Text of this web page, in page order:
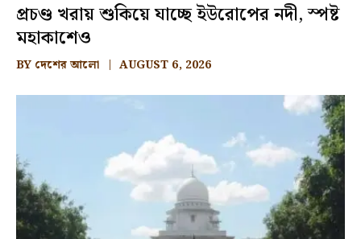
প্রচণ্ড খরায় শুকিয়ে যাচ্ছে ইউরোপের নদী, স্পষ্ট
মহাকাশেও
BY দেশের আলো AUGUST 6, 2026